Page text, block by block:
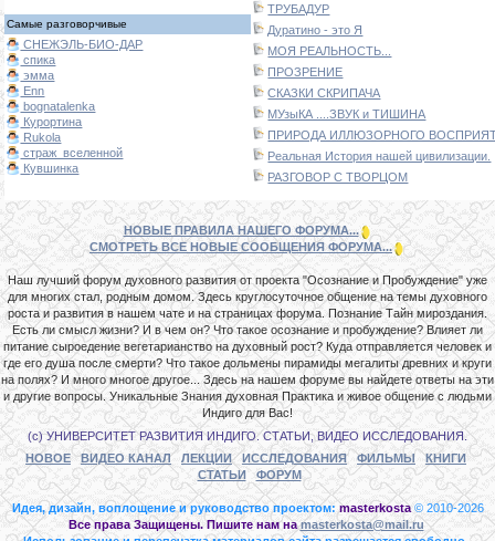
ТРУБАДУР
Дуратино - это Я
МОЯ РЕАЛЬНОСТЬ...
ПРОЗРЕНИЕ
СКАЗКИ СКРИПАЧА
МУзыКА ....ЗВУК и ТИШИНА
ПРИРОДА ИЛЛЮЗОРНОГО
Реальная История нашей цивилизации.
РАЗГОВОР С ТВОРЦОМ
Самые разговорчивые
СНЕЖЭЛЬ-БИО-ДАР
спика
эмма
Enn
bognatalenka
Курортина
Rukola
страж_вселенной
Кувшинка
НОВЫЕ ПРАВИЛА НАШЕГО ФОРУМА...
СМОТРЕТЬ ВСЕ НОВЫЕ СООБЩЕНИЯ ФОРУМА...
Наш лучший форум духовного развития от проекта "Осознание и Пробуждение" уже
для многих стал, родным домом. Здесь круглосуточное общение на темы духовного
роста и развития в нашем чате и на страницах форума. Познание Тайн мироздания.
Есть ли смысл жизни? И в чем он? Что такое осознание и пробуждение? Влияет ли
питание сыроедение вегетарианство на духовный рост? Куда отправляется человек и
где его душа после смерти? Что такое дольмены пирамиды мегалиты древних и круги
на полях? И много многое другое... Здесь на нашем форуме вы найдете ответы на эти
и другие вопросы. Уникальные Знания духовная Практика и живое общение с людьми
Индиго для Вас!
(с) УНИВЕРСИТЕТ РАЗВИТИЯ ИНДИГО. СТАТЬИ, ВИДЕО ИССЛЕДОВАНИЯ.
НОВОЕ
ВИДЕО КАНАЛ ЛЕКЦИИ ИССЛЕДОВАНИЯ ФИЛЬМЫ
КНИГИ
СТАТЬИ
ФОРУМ
Идея, дизайн, воплощение и руководство проектом: masterkosta © 2010-2026
Все права Защищены. Пишите нам наmasterkosta@mail.ru